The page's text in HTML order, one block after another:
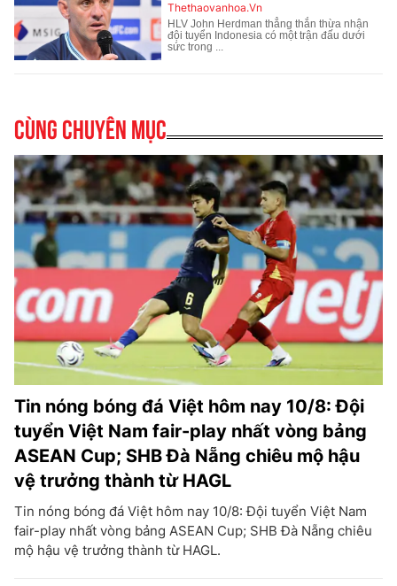
Cùng chuyên mục
Tin nóng bóng đá Việt hôm nay 10/8: Đội
tuyển Việt Nam fair-play nhất vòng bảng
ASEAN Cup; SHB Đà Nẵng chiêu mộ hậu
vệ trưởng thành từ HAGL
Tin nóng bóng đá Việt hôm nay 10/8: Đội tuyển Việt Nam
fair-play nhất vòng bảng ASEAN Cup; SHB Đà Nẵng chiêu
mộ hậu vệ trưởng thành từ HAGL.